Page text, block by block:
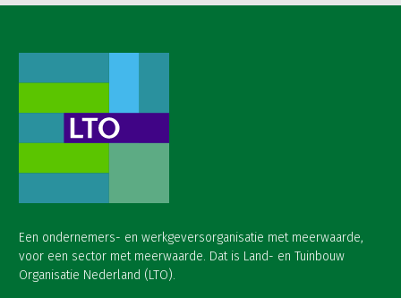
Een ondernemers- en werkgeversorganisatie met meerwaarde,
voor een sector met meerwaarde. Dat is Land- en Tuinbouw
Organisatie Nederland (LTO).